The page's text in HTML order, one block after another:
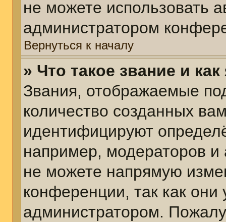
не можете использовать
администратором
Вернуться к началу
» Что такое звание и
Звания, отображаемые
количество созданных
идентифицируют
например, модераторов
не можете напрямую
конференции, так как они
администратором.